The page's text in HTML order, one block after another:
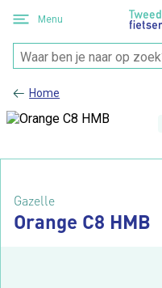
Menu
Home
Gazelle
Orange C8 HMB